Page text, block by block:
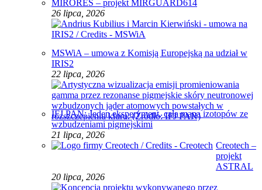
MIRORES – projekt MIRGUARD614
26 lipca, 2026
MSWiA – umowa z Komisją Europejską na udział w
IRIS2
22 lipca, 2026
IFJ PAN: Jeden eksperyment, cała mapa izotopów ze
wzbudzeniami pigmejskimi
21 lipca, 2026
Creotech –
projekt
ASTRAL
20 lipca, 2026